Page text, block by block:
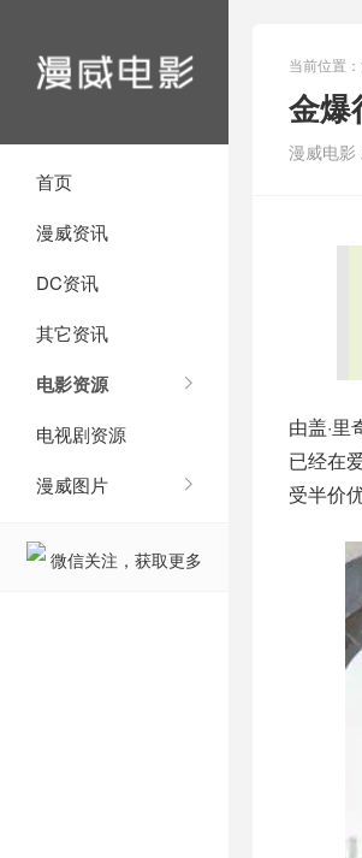
首页
漫威资讯
DC资讯
其它资讯
电影资源
电视剧资源
漫威图片
微信关注，获取更多
当前位置：
金爆
漫威电影
由盖·里
已经在
受半价